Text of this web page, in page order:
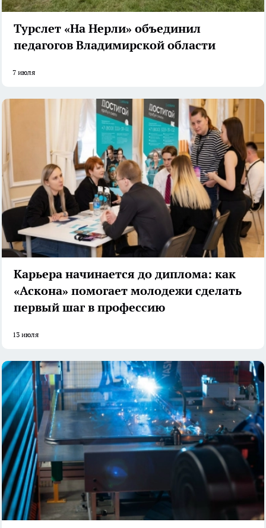
Турслет «На Нерли» объединил
педагогов Владимирской области
7 июля
Карьера начинается до диплома: как
«Аскона» помогает молодежи сделать
первый шаг в профессию
13 июля